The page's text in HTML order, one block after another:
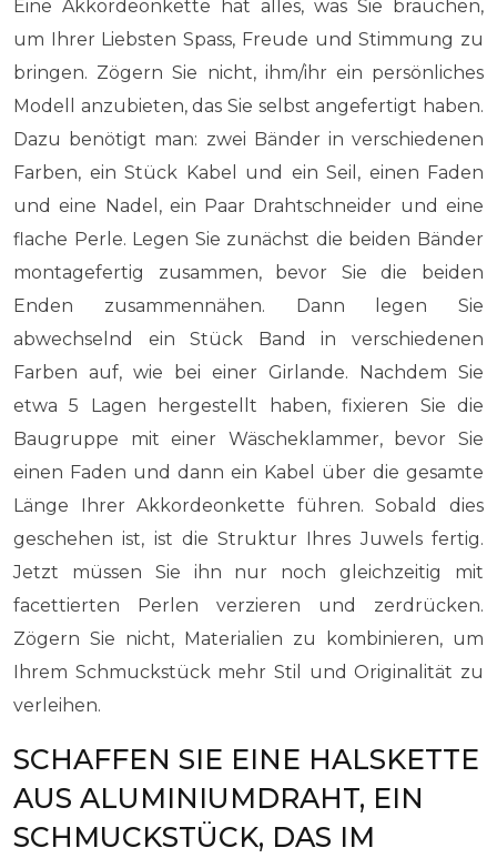
Eine Akkordeonkette hat alles, was Sie brauchen,
um Ihrer Liebsten Spass, Freude und Stimmung zu
bringen. Zögern Sie nicht, ihm/ihr ein persönliches
Modell anzubieten, das Sie selbst angefertigt haben.
Dazu benötigt man: zwei Bänder in verschiedenen
Farben, ein Stück Kabel und ein Seil, einen Faden
und eine Nadel, ein Paar Drahtschneider und eine
flache Perle. Legen Sie zunächst die beiden Bänder
montagefertig zusammen, bevor Sie die beiden
Enden zusammennähen. Dann legen Sie
abwechselnd ein Stück Band in verschiedenen
Farben auf, wie bei einer Girlande. Nachdem Sie
etwa 5 Lagen hergestellt haben, fixieren Sie die
Baugruppe mit einer Wäscheklammer, bevor Sie
einen Faden und dann ein Kabel über die gesamte
Länge Ihrer Akkordeonkette führen. Sobald dies
geschehen ist, ist die Struktur Ihres Juwels fertig.
Jetzt müssen Sie ihn nur noch gleichzeitig mit
facettierten Perlen verzieren und zerdrücken.
Zögern Sie nicht, Materialien zu kombinieren, um
Ihrem Schmuckstück mehr Stil und Originalität zu
verleihen.
SCHAFFEN SIE EINE HALSKETTE
AUS ALUMINIUMDRAHT, EIN
SCHMUCKSTÜCK, DAS IM